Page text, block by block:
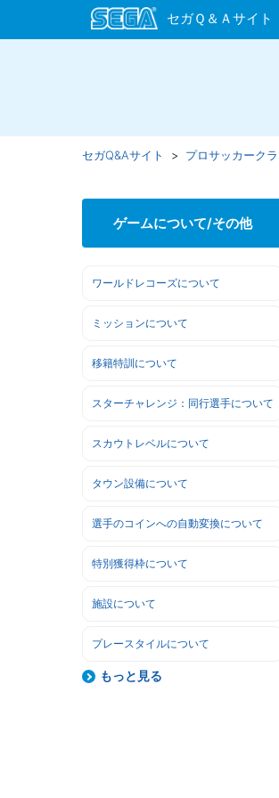
セガQ&Aサイト プロサッカーク
ゲームについて/その他
ワールドレコーズについて
ミッションについて
移籍特訓について
スターチャレンジ：同行選手について
スカウトレベルについて
タウン設備について
選手のコインへの自動変換について
特別獲得枠について
施設について
プレースタイルについて
もっと見る